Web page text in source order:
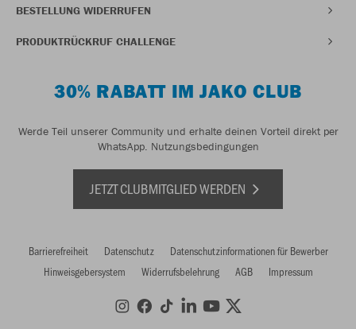
BESTELLUNG WIDERRUFEN
PRODUKTRÜCKRUF CHALLENGE
30% RABATT IM JAKO CLUB
Werde Teil unserer Community und erhalte deinen Vorteil direkt per
WhatsApp. Nutzungsbedingungen
JETZT CLUBMITGLIED WERDEN
Barrierefreiheit Datenschutz
Datenschutzinformationen für Bewerber
Hinweisgebersystem
Widerrufsbelehrung AGB Impressum